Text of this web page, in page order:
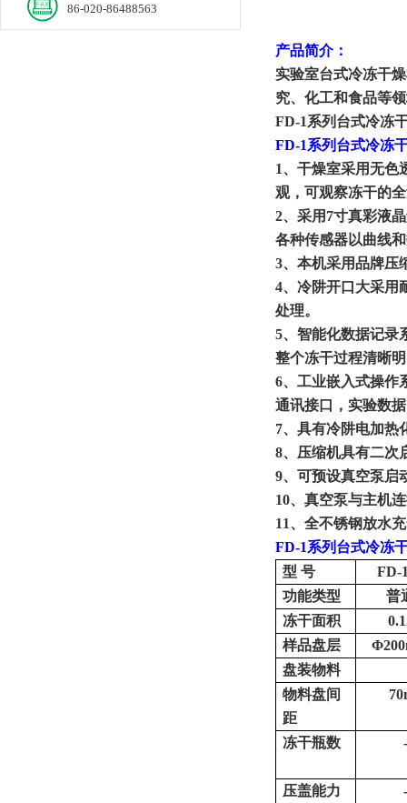
86-020-86488563
产品简介：
实验室台式冷冻干
究、化工和食品等
FD-1系列台式冷冻
FD-1系列台式冷冻
1、 干燥室采用无色
观，可观察冻干的
2、 采用 7寸真彩液
各种传感器以曲线
3、 本机采用品牌压
4、 冷阱开口大采用
处理。
5、 智能化数据记录
整个冻干过程清晰
6、 工业嵌入式操作
通讯接口，实验数
7、 具有冷阱电加热
8、 压缩机具有二次
9、 可预设真空泵启
10、 真空泵与主机
11、 全不锈钢放水
FD-1系列台式冷冻
型 号
FD-
功能类型
普
冻干面积
样品盘层
盘装物料
物料盘间
距
冻干瓶数
压盖能力